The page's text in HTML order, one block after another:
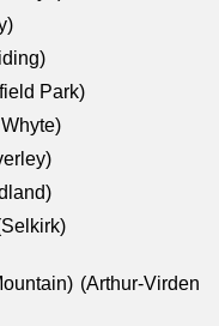
Park)
(Arthur-Virden